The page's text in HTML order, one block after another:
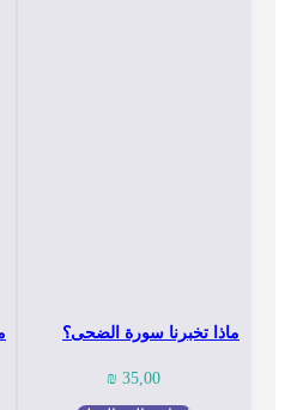
ماذا تخبرنا سورة الضحى؟
35,00
₪